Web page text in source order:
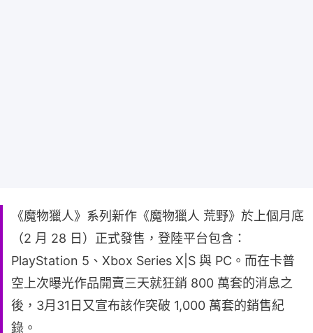
《魔物獵人》系列新作《魔物獵人 荒野》於上個月底
（2 月 28 日）正式發售，登陸平台包含：
PlayStation 5、Xbox Series X|S 與 PC。而在卡普
空上次曝光作品開賣三天就狂銷 800 萬套的消息之
後，3月31日又宣布該作突破 1,000 萬套的銷售紀
錄。